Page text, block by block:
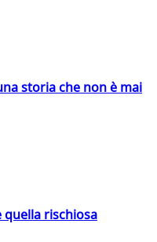
storia che non è mai
rischiosa